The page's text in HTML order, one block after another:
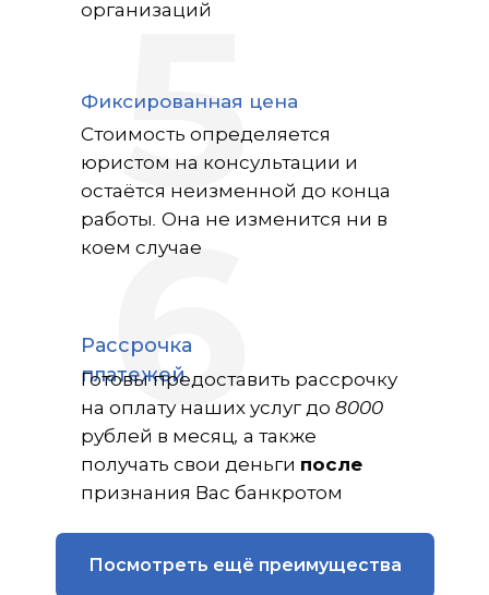
6
5
Фиксированная цена
Рассрочка
платежей
организаций
Стоимость определяется
юристом на консультации и
остаётся неизменной до конца
работы. Она не изменится ни в
коем случае
Готовы предоставить рассрочку
на оплату наших услуг до 8000
рублей в месяц, а также
получать свои деньги после
признания Вас банкротом
Посмотреть ещё преимущества